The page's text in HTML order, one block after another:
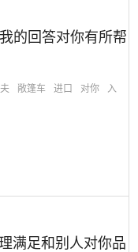
的回答对你有所帮
敞篷车 进口 对你
入
满足和别人对你品